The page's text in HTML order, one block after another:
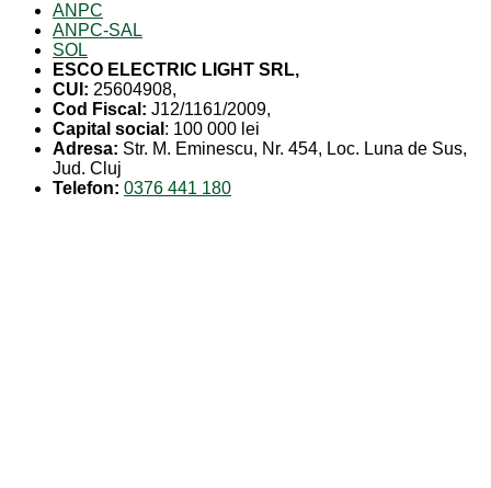
ANPC
ANPC-SAL
SOL
ESCO ELECTRIC LIGHT SRL,
CUI: 25604908,
Cod Fiscal: J12/1161/2009,
Capital social : 100 000 lei
Adresa: Str. M. Eminescu, Nr. 454, Loc. Luna de Sus,
Jud. Cluj
Telefon: 0376 441 180